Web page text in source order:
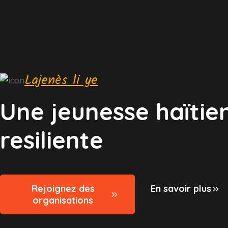
Lajenès li ye
Une jeunesse
resiliente
Rejoignez des
organisations
En savoir plus